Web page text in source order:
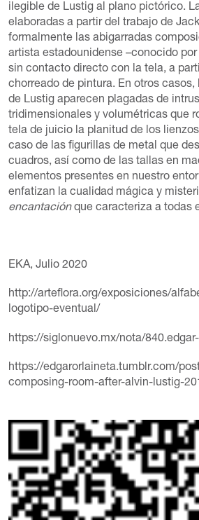
ilegible de Lustig al plano pictórico.
elaboradas a partir del trabajo de
formalmente las abigarradas
artista estadounidense –conocido
sin contacto directo con la tela, a
chorreado de pintura. En otros
de Lustig aparecen plagadas de
tridimensionales y volumétricas que
tela de juicio la planitud de los
caso de las figurillas de metal que
cuadros, así como de las tallas en
elementos presentes en nuestro
enfatizan la cualidad mágica y
encantaciónque caracteriza a todas
EKA, Julio 2020
http://arteflora.org/exposiciones/
logotipo-eventual/
https://siglonuevo.mx/nota/
https://edgarorlaineta.tumblr.com/
composing-room-after-alvin-lustig-